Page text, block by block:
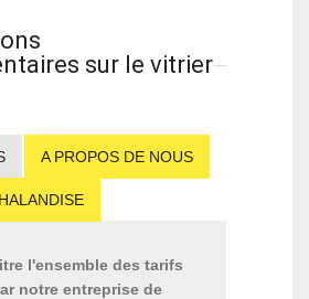
sur le vitrier
A PROPOS DE NOUS
l'ensemble des tarifs
notre entreprise de